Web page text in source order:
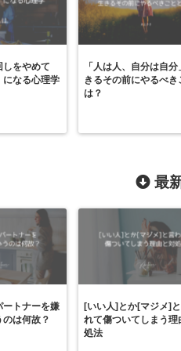
しをやめて
になる心理学
「人は人、自分は自
きるその前にやるべき
は？
最
ートナーを嫌
は何故？
[いい人]とか[マジメ]
れて傷ついてしまう理
処法